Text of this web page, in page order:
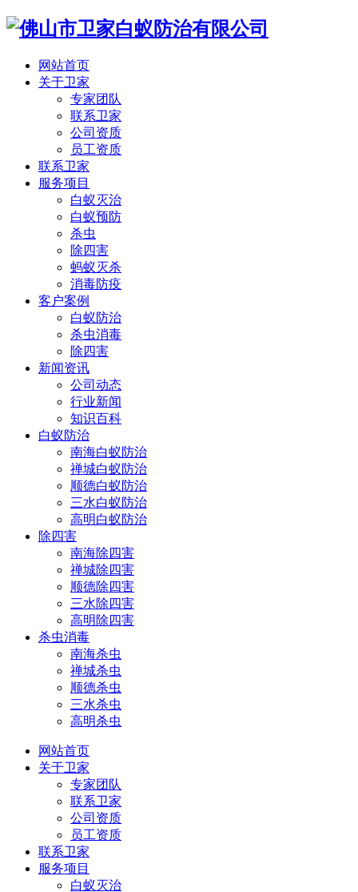
网站首页
关于卫家
专家团队
联系卫家
公司资质
员工资质
联系卫家
服务项目
白蚁灭治
白蚁预防
杀虫
除四害
蚂蚁灭杀
消毒防疫
客户案例
白蚁防治
杀虫消毒
除四害
新闻资讯
公司动态
行业新闻
知识百科
白蚁防治
南海白蚁防治
禅城白蚁防治
顺德白蚁防治
三水白蚁防治
高明白蚁防治
除四害
南海除四害
禅城除四害
顺德除四害
三水除四害
高明除四害
杀虫消毒
南海杀虫
禅城杀虫
顺德杀虫
三水杀虫
高明杀虫
网站首页
关于卫家
专家团队
联系卫家
公司资质
员工资质
联系卫家
服务项目
白蚁灭治